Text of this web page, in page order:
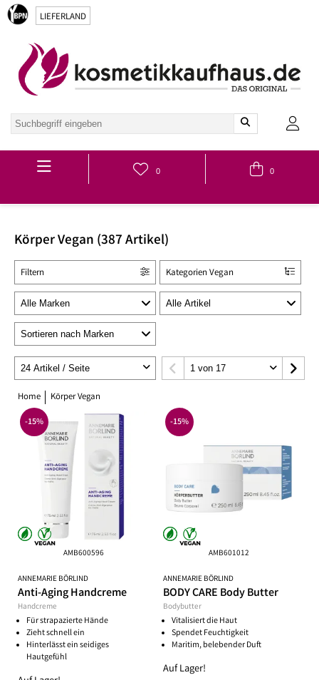
LIEFERLAND
Hauptmenü
0 0
Körper Vegan (387 Artikel)
Kategorien Vegan
Filtern
Home Körper Vegan
AMB600596
ANNEMARIE BÖRLIND
Anti-Aging Handcreme
Handcreme
Für strapazierte Hände
Zieht schnell ein
Hinterlässt ein seidiges
Hautgefühl
-15%
AMB601012
ANNEMARIE BÖRLIND
BODY CARE Body Butter
Bodybutter
Vitalisiert die Haut
Spendet Feuchtigkeit
Maritim, belebender Duft
Auf Lager!
-15%